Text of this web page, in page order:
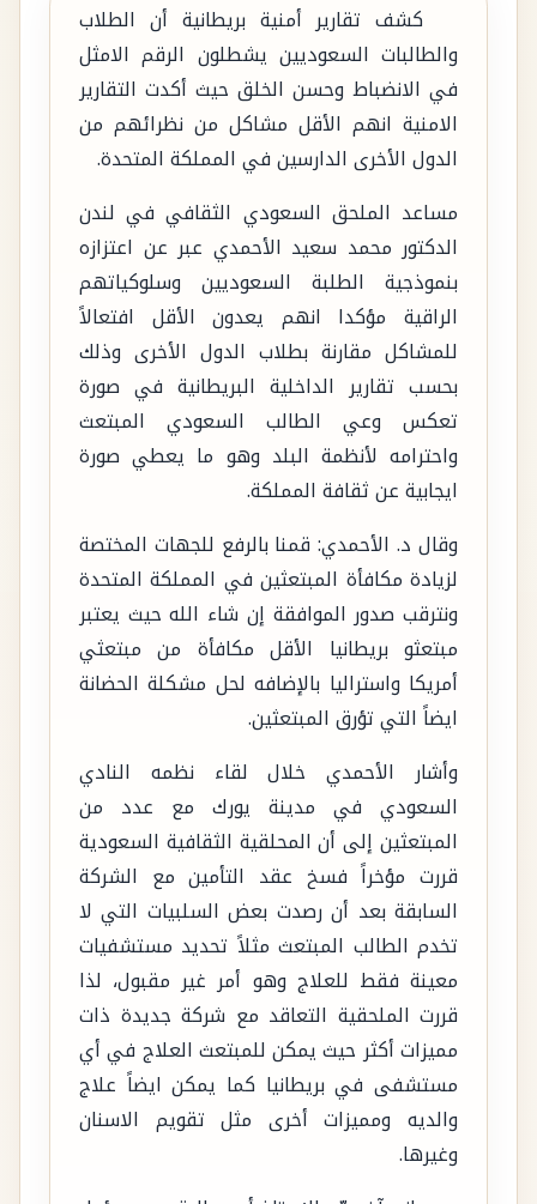
كشف تقارير أمنية بريطانية أن الطلاب
والطالبات السعوديين يشطلون الرقم الامثل
في الانضباط وحسن الخلق حيث أكدت التقارير
الامنية انهم الأقل مشاكل من نظرائهم من
الدول الأخرى الدارسين في المملكة المتحدة.
مساعد الملحق السعودي الثقافي في لندن
الدكتور محمد سعيد الأحمدي عبر عن اعتزازه
بنموذجية الطلبة السعوديين وسلوكياتهم
الراقية مؤكدا انهم يعدون الأقل افتعالاً
للمشاكل مقارنة بطلاب الدول الأخرى وذلك
بحسب تقارير الداخلية البريطانية في صورة
تعكس وعي الطالب السعودي المبتعث
واحترامه لأنظمة البلد وهو ما يعطي صورة
ايجابية عن ثقافة المملكة.
وقال د. الأحمدي: قمنا بالرفع للجهات المختصة
لزيادة مكافأة المبتعثين في المملكة المتحدة
ونترقب صدور الموافقة إن شاء الله حيث يعتبر
مبتعثو بريطانيا الأقل مكافأة من مبتعثي
أمريكا واستراليا بالإضافه لحل مشكلة الحضانة
ايضاً التي تؤرق المبتعثين.
وأشار الأحمدي خلال لقاء نظمه النادي
السعودي في مدينة يورك مع عدد من
المبتعثين إلى أن المحلقية الثقافية السعودية
قررت مؤخراً فسخ عقد التأمين مع الشركة
السابقة بعد أن رصدت بعض السلبيات التي لا
تخدم الطالب المبتعث مثلاً تحديد مستشفيات
معينة فقط للعلاج وهو أمر غير مقبول، لذا
قررت الملحقية التعاقد مع شركة جديدة ذات
مميزات أكثر حيث يمكن للمبتعث العلاج في أي
مستشفى في بريطانيا كما يمكن ايضاً علاج
والديه ومميزات أخرى مثل تقويم الاسنان
وغيرها.